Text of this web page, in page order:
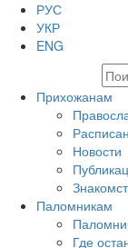
РУС
УКР
ENG
Прихожанам
Новости
Паломникам
Где